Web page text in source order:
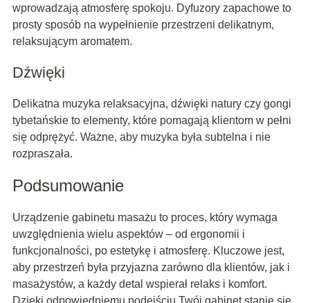
wprowadzają atmosferę spokoju. Dyfuzory zapachowe to
prosty sposób na wypełnienie przestrzeni delikatnym,
relaksującym aromatem.
Dźwięki
Delikatna muzyka relaksacyjna, dźwięki natury czy gongi
tybetańskie to elementy, które pomagają klientom w pełni
się odprężyć. Ważne, aby muzyka była subtelna i nie
rozpraszała.
Podsumowanie
Urządzenie gabinetu masażu to proces, który wymaga
uwzględnienia wielu aspektów – od ergonomii i
funkcjonalności, po estetykę i atmosferę. Kluczowe jest,
aby przestrzeń była przyjazna zarówno dla klientów, jak i
masażystów, a każdy detal wspierał relaks i komfort.